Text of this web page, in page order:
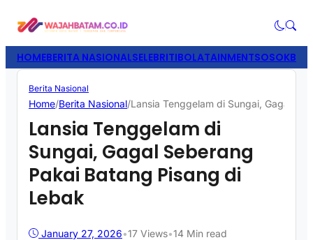
HOMEBERITA NASIONALSELEBRITIBOLATAINMENTSOSOK
Berita Nasional
Home/Berita Nasional/Lansia Tenggelam di Sungai, Gagal
Lansia Tenggelam di
Sungai, Gagal Seberang
Pakai Batang Pisang di
Lebak
January 27, 2026•17 Views•14 Min read